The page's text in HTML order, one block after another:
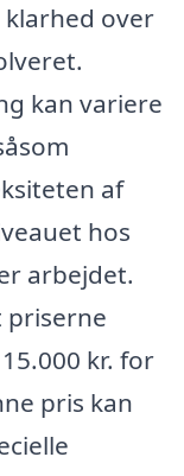
over
kan variere
af
hos
arbejdet.
priserne
kr. for
pris kan